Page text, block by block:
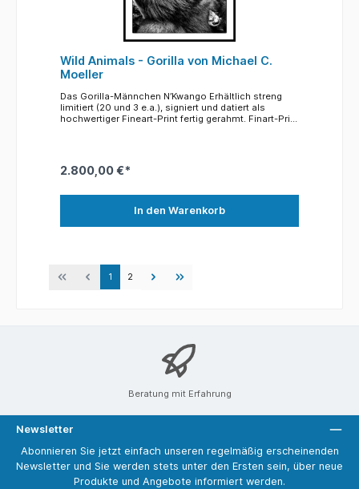
spannungsgeladen.
Wild Animals - Gorilla von Michael C.
Moeller
Das Gorilla-Männchen N’Kwango Erhältlich streng
limitiert (20 und 3 e.a.), signiert und datiert als
hochwertiger Fineart-Print fertig gerahmt. Finart-Print
einem schwarzen Aluminiumrahmen mit optisch
auf einen stabilen Karton kaschiert und mit einem
säurefreien Passepartout versehen. So werden
sagt uns der Fotograf: Die Serie „Wild Animals“ zeigt
wilde Tiere, jeder Hinweis auf den Kontext Zoo ist
entfernt. So möchte ich ihre Einzigartigkeit und
ein Zuhause sein? Oder nur der eigene Körper? Auch
der Begriff Heimat erhält hier eine neue Dimension.
Mit großformatigen Schwarz-Weiß-Portraits richte
ich den Blick unverstellt auf die Tiere. Es entsteht
spannungsgeladen.
2.800,00 €*
In den Warenkorb
1 2
Beratung mit Erfahrung
Newsletter
Abonnieren Sie jetzt einfach unseren regelmäßig erscheinenden
Newsletter und Sie werden stets unter den Ersten sein, über neue
Produkte und Angebote informiert werden.